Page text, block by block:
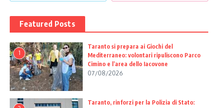
Featured Posts
1
Taranto si prepara ai Giochi del
Mediterraneo: volontari ripuliscono Parco
Cimino e l’area dello Iacovone
07/08/2026
Taranto, rinforzi per la Polizia di Stato: